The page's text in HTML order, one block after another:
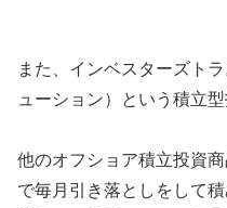
また、インベスターズト
ューション）という積立型
他のオフショア積立投資
で毎月引き落としをして